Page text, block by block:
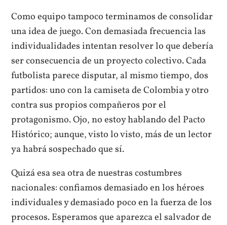
Como equipo tampoco terminamos de consolidar
una idea de juego. Con demasiada frecuencia las
individualidades intentan resolver lo que debería
ser consecuencia de un proyecto colectivo. Cada
futbolista parece disputar, al mismo tiempo, dos
partidos: uno con la camiseta de Colombia y otro
contra sus propios compañeros por el
protagonismo. Ojo, no estoy hablando del Pacto
Histórico; aunque, visto lo visto, más de un lector
ya habrá sospechado que sí.
Quizá esa sea otra de nuestras costumbres
nacionales: confiamos demasiado en los héroes
individuales y demasiado poco en la fuerza de los
procesos. Esperamos que aparezca el salvador de